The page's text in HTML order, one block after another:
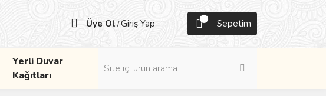
Üye Ol /Giriş Yap Sepetim
Yerli Duvar
Kağıtları